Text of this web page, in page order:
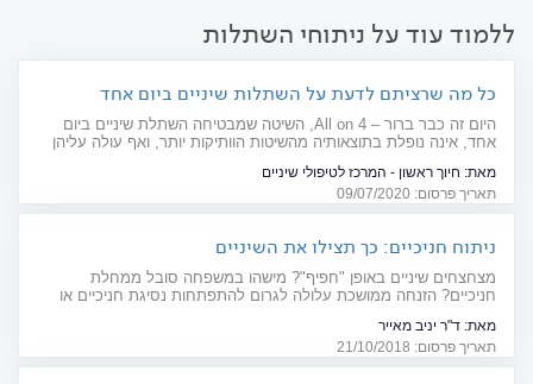
ללמוד עוד על ניתוחי השתלות
כל מה שרציתם לדעת על השתלות שיניים ביום אחד
היום זה כבר ברור – All on 4, השיטה שמבטיחה השתלת שיניים ביום
אחד, אינה נופלת בתוצאותיה מהשיטות הוותיקות יותר, ואף עולה עליהן
בתותבות במהלך ההשתלה
מאת: חיוך ראשון - המרכז לטיפולי שיניים
תאריך פרסום: 09/07/2020
ניתוח חניכיים: כך תצילו את השיניים
מצחצחים שיניים באופן "חפיף"? מישהו במשפחה סובל ממחלת
חניכיים? הזנחה ממושכת עלולה לגרום להתפתחות נסיגת חניכיים או
חניכיים. אל תצאו בשן ועין - מומלץ לטפל בהקדם
מאת: ד"ר יניב מאייר
תאריך פרסום: 21/10/2018